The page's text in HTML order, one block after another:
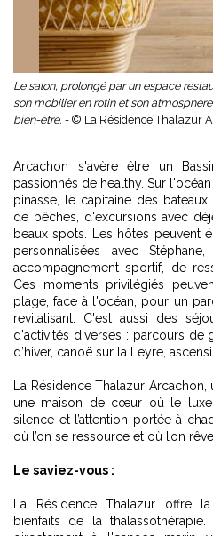
Le salon, prolongé par un espace
son mobilier en rotin et son
bien-être. - © La Résidence Thalazur
Arcachon s'avère être un
passionnés de healthy. Sur
pinasse, le capitaine des
de pêches, d'excursions avec
beaux spots. Les hôtes peuvent
personnalisées avec
accompagnement sportif, de
Ces moments privilégiés
plage, face à l'océan, pour un
revitalisant. C'est aussi des
d'activités diverses : parcours de
d’hiver, canoë sur la Leyre,
La Résidence Thalazur
une maison de cœur où le
silence et l’attention portée à
où l’on se ressource et où l’on
Le saviez-vous :
La Résidence Thalazur offre
bienfaits de la